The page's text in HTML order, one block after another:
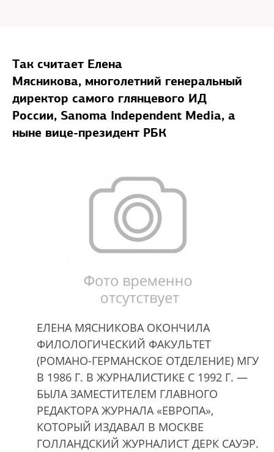
Так считает Елена
Мясникова, многолетний генеральный
директор самого глянцевого ИД
России, Sanoma Independent Media, а
ныне вице-президент РБК
ЕЛЕНА МЯСНИКОВА ОКОНЧИЛА
ФИЛОЛОГИЧЕСКИЙ ФАКУЛЬТЕТ
(РОМАНО-ГЕРМАНСКОЕ ОТДЕЛЕНИЕ) МГУ
В 1986 Г. В ЖУРНАЛИСТИКЕ С 1992 Г. —
БЫЛА ЗАМЕСТИТЕЛЕМ ГЛАВНОГО
РЕДАКТОРА ЖУРНАЛА «ЕВРОПА»,
КОТОРЫЙ ИЗДАВАЛ В МОСКВЕ
ГОЛЛАНДСКИЙ ЖУРНАЛИСТ ДЕРК САУЭР.